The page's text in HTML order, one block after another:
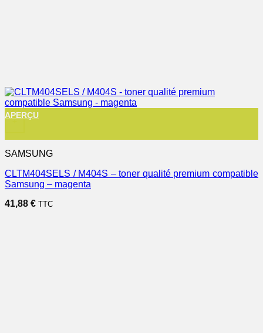
+
APERÇU
SAMSUNG
CLTM404SELS / M404S – toner qualité premium compatible
Samsung – magenta
41,88 € TTC